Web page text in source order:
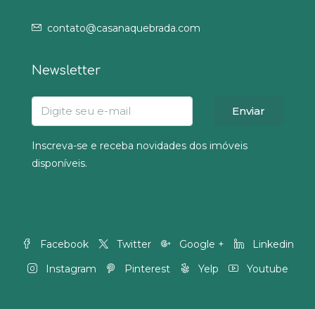
contato@casanaquebrada.com
Newsletter
Enviar
Inscreva-se e receba novidades dos imóveis
disponíveis.
Facebook Twitter Google +
Linkedin
Instagram
Pinterest Yelp Youtube